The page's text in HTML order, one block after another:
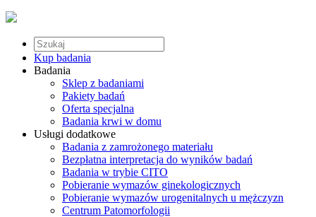
Kup badania
Badania
Sklep z badaniami
Pakiety badań
Oferta specjalna
Badania krwi w domu
Usługi dodatkowe
Badania z zamrożonego materiału
Bezpłatna interpretacja do wyników badań
Badania w trybie CITO
Pobieranie wymazów ginekologicznych
Pobieranie wymazów urogenitalnych u mężczyzn
Centrum Patomorfologii